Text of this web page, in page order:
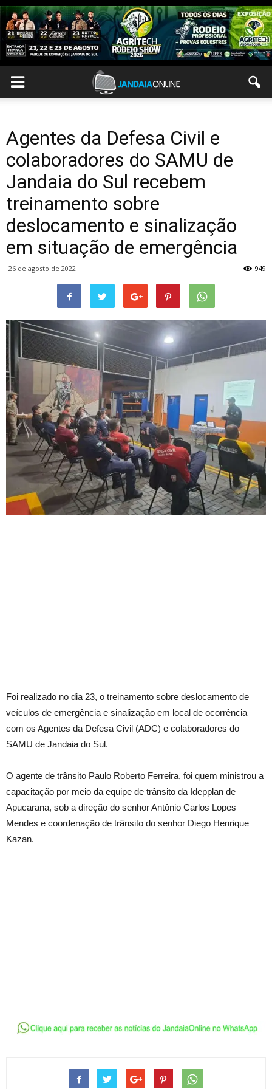
Agentes da Defesa Civil e
colaboradores do SAMU de
Jandaia do Sul recebem
treinamento sobre
deslocamento e sinalização
em situação de emergência
26 de agosto de 2022 949
Foi realizado no dia 23, o treinamento sobre deslocamento de
veículos de emergência e sinalização em local de ocorrência
com os Agentes da Defesa Civil (ADC) e colaboradores do
SAMU de Jandaia do Sul.
O agente de trânsito Paulo Roberto Ferreira, foi quem ministrou a
capacitação por meio da equipe de trânsito da Idepplan de
Apucarana, sob a direção do senhor Antônio Carlos Lopes
Mendes e coordenação de trânsito do senhor Diego Henrique
Kazan.